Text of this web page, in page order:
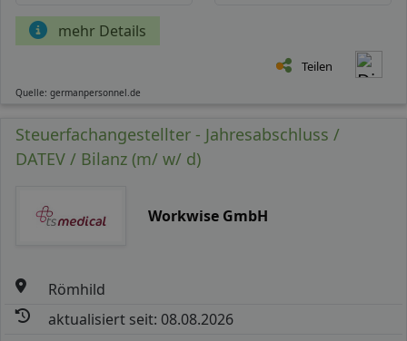
mehr Details
Teilen
Quelle: germanpersonnel.de
Steuerfachangestellter - Jahresabschluss /
DATEV / Bilanz (m/ w/ d)
Workwise GmbH
Römhild
aktualisiert seit: 08.08.2026